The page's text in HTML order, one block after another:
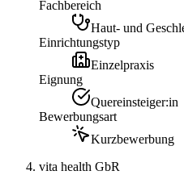
Fachbereich
Haut- und
Einrichtungstyp
Einzelpraxis
Eignung
Quereinsteiger:in
Bewerbungsart
Kurzbewerbung
vita health GbR